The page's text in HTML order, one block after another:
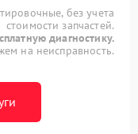
без учета
стоимости запчастей.
диагностику.
на неисправность.